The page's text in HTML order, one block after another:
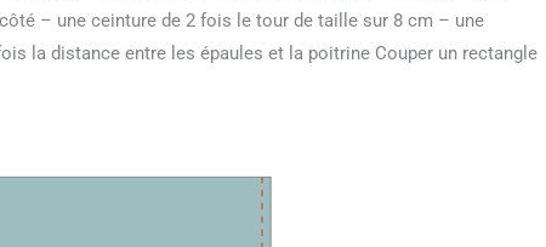
– une ceinture de 2 fois le tour de taille sur 8 cm – une
la distance entre les épaules et la poitrine Couper un rectangle